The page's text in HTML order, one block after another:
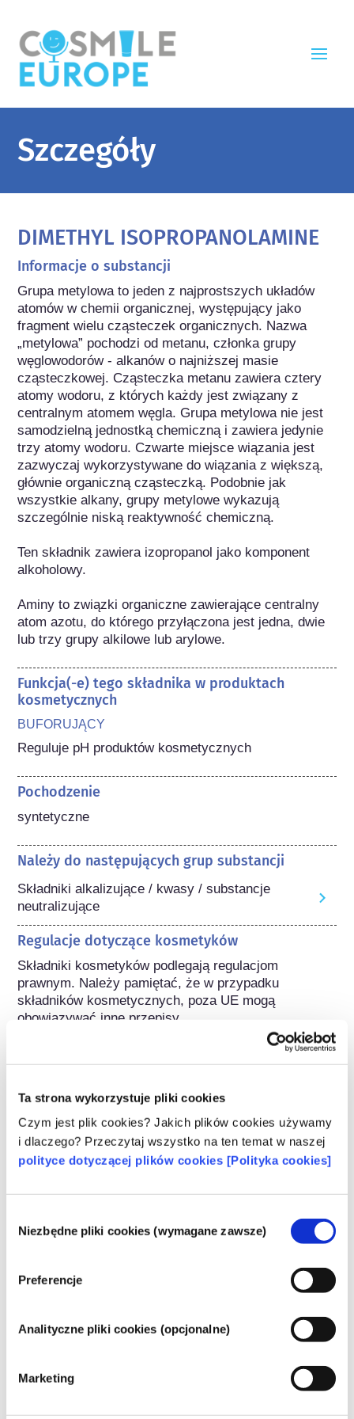
Ta strona wykorzystuje pliki cookies
Czym jest plik cookies? Jakich plików cookies używamy
i dlaczego? Przeczytaj wszystko na ten temat w naszej
polityce dotyczącej plików cookies [Polityka cookies]
zgody
Niezbędne pliki cookies (wymagane zawsze)
Preferencje
Analityczne pliki cookies (opcjonalne)
Marketing
Szczegóły
DIMETHYL ISOPROPANOLAMINE
Informacje o substancji
Grupa metylowa to jeden z najprostszych układów
atomów w chemii organicznej, występujący jako
fragment wielu cząsteczek organicznych. Nazwa
„metylowa” pochodzi od metanu, członka grupy
węglowodorów - alkanów o najniższej masie
cząsteczkowej. Cząsteczka metanu zawiera cztery
atomy wodoru, z których każdy jest związany z
centralnym atomem węgla. Grupa metylowa nie jest
samodzielną jednostką chemiczną i zawiera jedynie
trzy atomy wodoru. Czwarte miejsce wiązania jest
zazwyczaj wykorzystywane do wiązania z większą,
głównie organiczną cząsteczką. Podobnie jak
wszystkie alkany, grupy metylowe wykazują
szczególnie niską reaktywność chemiczną.
Ten składnik zawiera izopropanol jako komponent
alkoholowy.
Aminy to związki organiczne zawierające centralny
atom azotu, do którego przyłączona jest jedna, dwie
lub trzy grupy alkilowe lub arylowe.
Funkcja(-e) tego składnika w produktach
kosmetycznych
BUFORUJĄCY
Reguluje pH produktów kosmetycznych
Pochodzenie
syntetyczne
Należy do następujących grup substancji
Składniki alkalizujące / kwasy / substancje
neutralizujące
Regulacje dotyczące kosmetyków
Składniki kosmetyków podlegają regulacjom
prawnym. Należy pamiętać, że w przypadku
składników kosmetycznych, poza UE mogą
obowiązywać inne przepisy.
Poznaj swoje kosmetyki
W jaki sposób zapewnia się
bezpieczeństwo kosmetyków w Europie?
w Unii Europejskiej były bezpieczne. Firmy
oraz krajowe i europejskie organy regulacyjne
bezpieczeństwo produktów kosmetycznych.
czytaj więcej
zaburzających gospodarkę hormonalną
Niektórym składnikom stosowanym w
kosmetykach przypisuje się, że są
hormonalną”, ponieważ mogą naśladować
czytaj więcej